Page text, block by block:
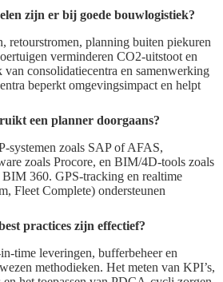
zijn er bij goede bouwlogistiek?
retourstromen, planning buiten piekuren
verminderen CO2-uitstoot en
consolidatiecentra en samenwerking
beperkt omgevingsimpact en helpt
een planner doorgaans?
systemen zoals SAP of AFAS,
zoals Procore, en BIM/4D-tools zoals
360. GPS-tracking en realtime
Fleet Complete) ondersteunen
practices zijn effectief?
time leveringen, bufferbeheer en
methodieken. Het meten van KPI’s,